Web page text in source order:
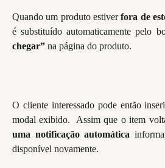
Quando um produto estiverfora de
é substituído automaticamente pelo
chegar” na página do produto.
O cliente interessado pode então
modal exibido. Assim que o item
uma notificação automática
disponível novamente.